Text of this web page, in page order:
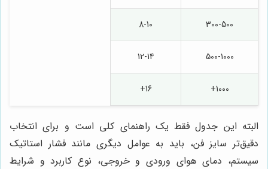
300-500
8-10
500-1000
12-14
1000+
16+
البته این جدول فقط یک راهنمای کلی است و برای انتخاب
دقیق‌تر سایز فن، باید به عوامل دیگری مانند فشار استاتیک
سیستم، دمای هوای ورودی و خروجی، نوع کاربرد و شرایط